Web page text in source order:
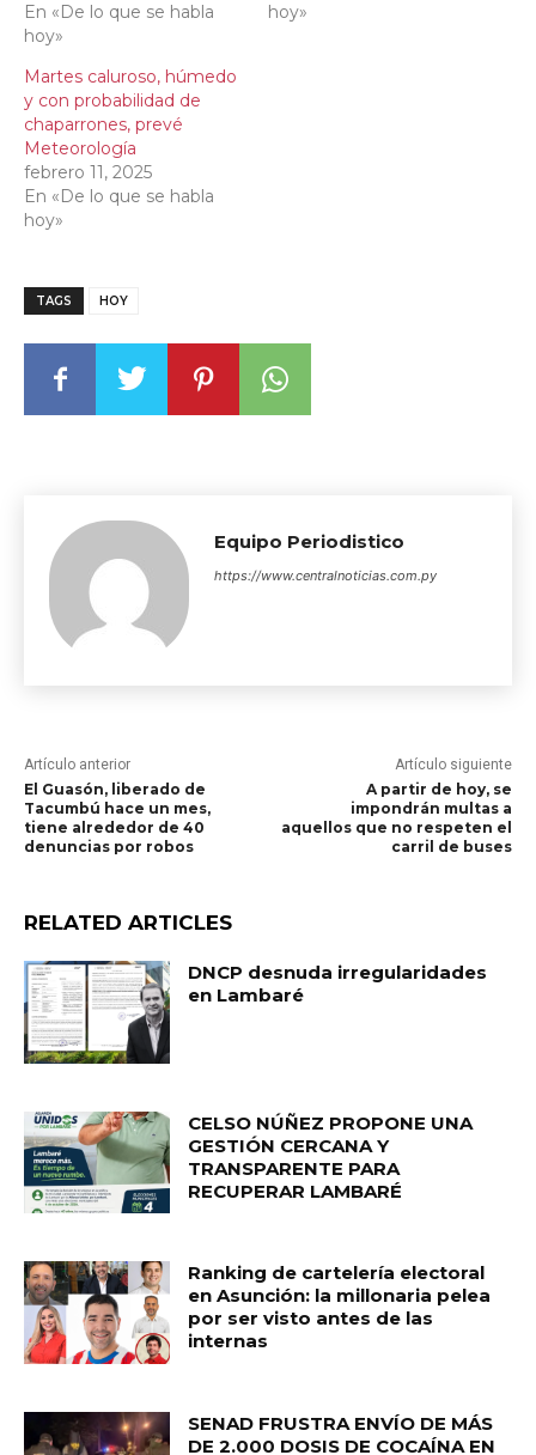
En «De lo que se habla
hoy»
hoy»
Martes caluroso, húmedo
y con probabilidad de
chaparrones, prevé
Meteorología
febrero 11, 2025
En «De lo que se habla
hoy»
TAGS HOY
Equipo Periodistico
https://www.centralnoticias.com.py
Artículo anterior
El Guasón, liberado de
Tacumbú hace un mes,
tiene alrededor de 40
denuncias por robos
Artículo siguiente
A partir de hoy, se
impondrán multas a
aquellos que no respeten el
carril de buses
RELATED ARTICLES
DNCP desnuda irregularidades
en Lambaré
CELSO NÚÑEZ PROPONE UNA
GESTIÓN CERCANA Y
TRANSPARENTE PARA
RECUPERAR LAMBARÉ
Ranking de cartelería electoral
en Asunción: la millonaria pelea
por ser visto antes de las
internas
SENAD FRUSTRA ENVÍO DE MÁS
DE 2.000 DOSIS DE COCAÍNA EN